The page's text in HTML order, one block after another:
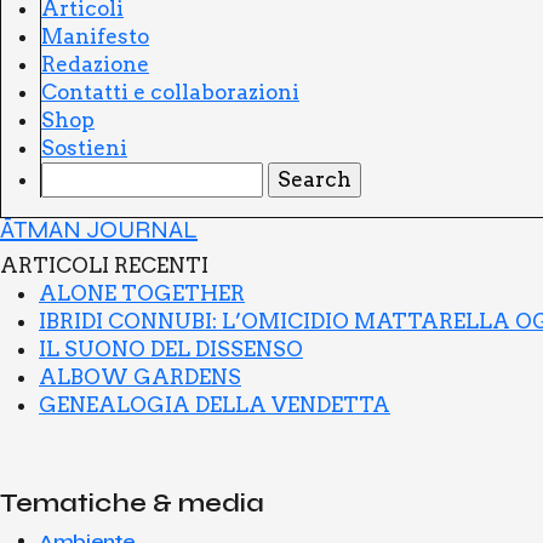
Arti­co­li
Mani­fe­sto
Reda­zio­ne
Con­tat­ti e col­la­bo­ra­zio­ni
Shop
Sostie­ni
ĀTMAN JOURNAL
ARTI­CO­LI RECEN­TI
ALO­NE TOGE­THER
IBRI­DI CON­NU­BI: L’O­MI­CI­DIO MAT­TA­REL­LA
IL SUO­NO DEL DIS­SEN­SO
ALBOW GAR­DENS
GENEA­LO­GIA DEL­LA VEN­DET­TA
Tematiche & media